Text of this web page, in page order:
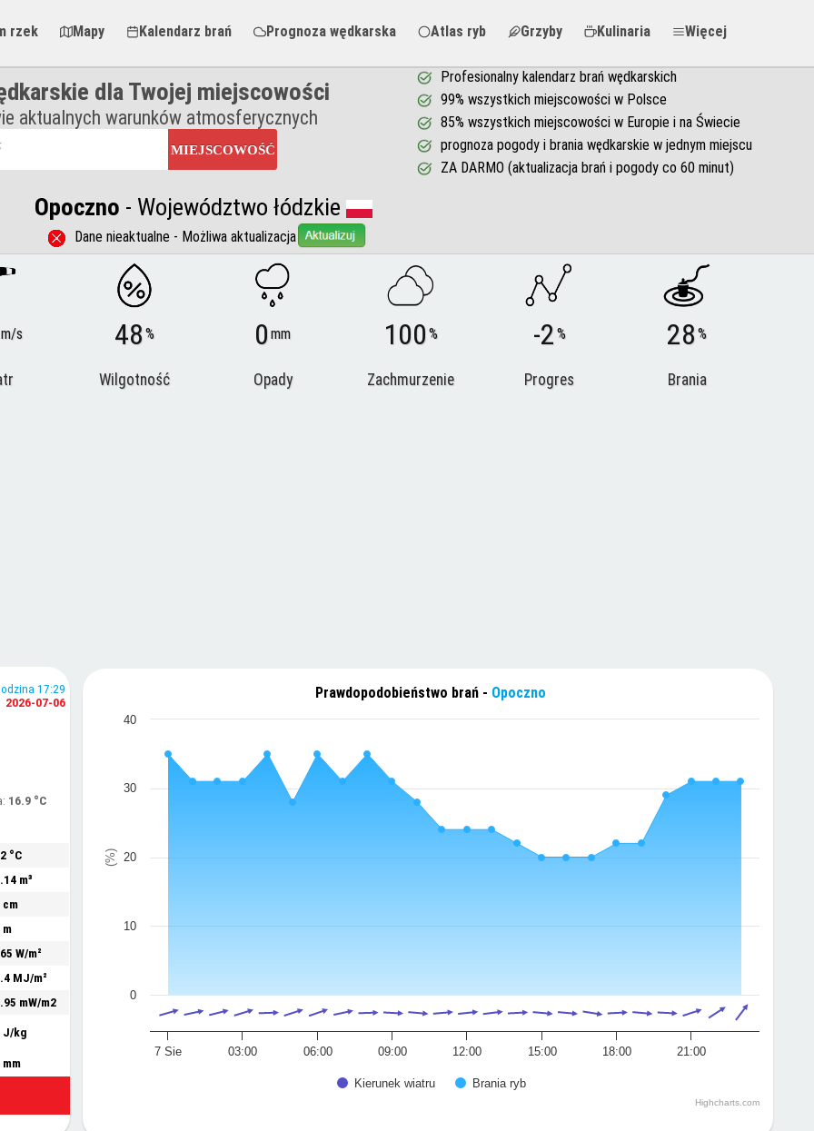
rzek Mapy Kalendarz brań Prognoza wędkarska Atlas ryb Grzyby Kulinaria Więcej
dla Twojej miejscowości
aktualnych warunków atmosferycznych
MIEJSCOWOŚĆ
Profesionalny kalendarz brań wędkarskich
99% wszystkich miejscowości w Polsce
85% wszystkich miejscowości w Europie i na Świecie
prognoza pogody i brania wędkarskie w jednym miejscu
ZA DARMO (aktualizacja brań i pogody co 60 minut)
Opoczno - Województwo łódzkie
Dane nieaktualne - Możliwa aktualizacja
m/s 48%
Wilgotność
0mm
Opady
100%
Zachmurzenie
-2%
Progres
28%
Brania
17:29
2026-07-06
16.9 °C
°C
m³
cm
m
W/m²
MJ/m²
mW/m2
J/kg
mm
Prawdopodobieństwo brań - Opoczno
(%)
Kierunek wiatru Brania ryb
7 Sie 03:00 06:00 09:00 12:00 15:00 18:00 21:00
0
10
20
30
40
Highcharts.com